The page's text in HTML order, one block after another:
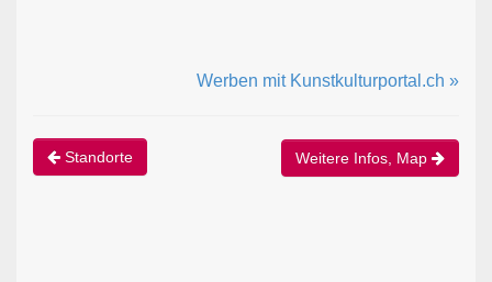
Werben mit Kunstkulturportal.ch »
Standorte Weitere Infos, Map